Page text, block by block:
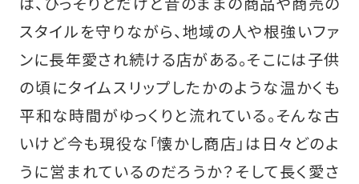
スタイルを守りながら、地域の人や根強いファ
ンに長年愛され続ける店がある。そこには子供
の頃にタイムスリップしたかのような温かくも
平和な時間がゆっくりと流れている。そんな古
いけど今も現役な「懐かし商店」は日々どのよ
うに営まれているのだろうか？そして長く愛さ